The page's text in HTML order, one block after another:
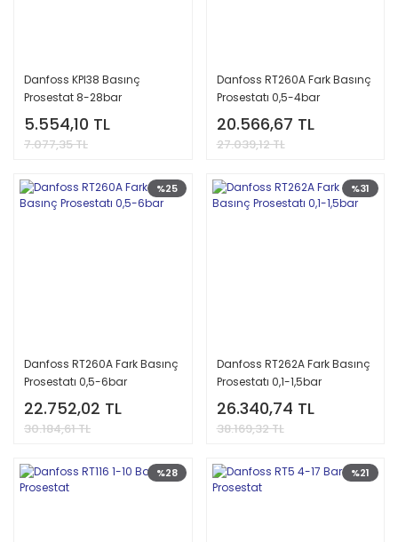
Danfoss KPI38 Basınç
Prosestat 8-28bar
5.554,10 TL
7.077,35 TL
Danfoss RT260A Fark Basınç
Prosestatı 0,5-4bar
20.566,67 TL
27.039,12 TL
%25
Danfoss RT260A Fark Basınç
Prosestatı 0,5-6bar
22.752,02 TL
30.184,61 TL
%31
Danfoss RT262A Fark Basınç
Prosestatı 0,1-1,5bar
26.340,74 TL
38.169,32 TL
%28 %21